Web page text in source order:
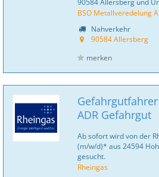
BSO Metallveredelung
Nahverkehr
90584 Allersberg
merken
ADR Gefahrgut
Ab sofort wird von der
(m/w/d)* aus 24594
gesucht.
Rheingas